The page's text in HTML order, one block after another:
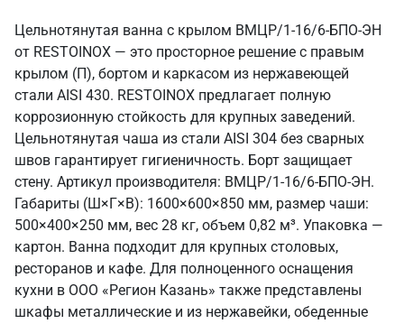
Цельнотянутая ванна с крылом ВМЦР/1-16/6-БПО-ЭН
от RESTOINOX — это просторное решение с правым
крылом (П), бортом и каркасом из нержавеющей
стали AISI 430. RESTOINOX предлагает полную
коррозионную стойкость для крупных заведений.
Цельнотянутая чаша из стали AISI 304 без сварных
швов гарантирует гигиеничность. Борт защищает
стену. Артикул производителя: ВМЦР/1-16/6-БПО-ЭН.
Габариты (Ш×Г×В): 1600×600×850 мм, размер чаши:
500×400×250 мм, вес 28 кг, объем 0,82 м³. Упаковка —
картон. Ванна подходит для крупных столовых,
ресторанов и кафе. Для полноценного оснащения
кухни в ООО «Регион Казань» также представлены
шкафы металлические и из нержавейки, обеденные